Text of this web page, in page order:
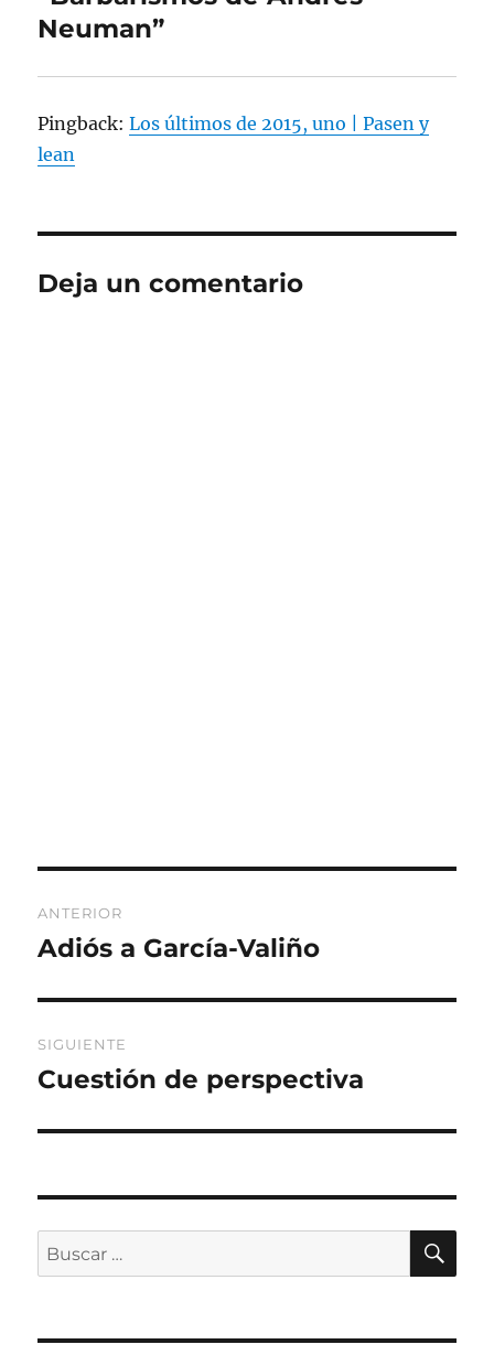
Neuman”
Pingback:Los últimos de 2015, uno | Pasen y
lean
Deja un comentario
de
ANTERIOR
Entrada
Adiós a García-Valiño
SIGUIENTE
Entrada
Cuestión de perspectiva
Buscar
por: